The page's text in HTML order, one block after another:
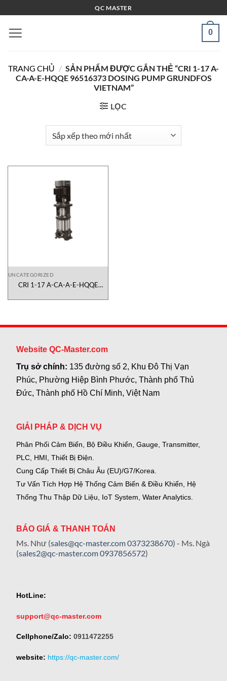
qua
nội
QC MASTER
0
TRANG CHỦ / SẢN PHẨM ĐƯỢC GẮN THẺ “CRI 1-17 A-
CA-A-E-HQQE 96516373 DOSING PUMP GRUNDFOS
VIETNAM”
LỌC
UNCATEGORIZED
CRI 1-17 A-CA-A-E-HQQE
Pump Grundfos Vietnam
Website QC-Master.com
Trụ sở chính: 135 đường số 2, Khu Đô Thị Vạn
Phúc, Phường Hiệp Bình Phước, Thành phố Thủ
Đức, Thành phố Hồ Chí Minh, Việt Nam
GIẢI PHÁP & DỊCH VỤ
Phân Phối Cảm Biến, Bộ Điều Khiển, Gauge, Transmitter,
PLC, HMI, Thiết Bị Điện.
Cung Cấp Thiết Bị Châu Âu (EU)/G7/Korea.
Tư Vấn Tích Hợp Hệ Thống Cảm Biến & Điều Khiển, Hệ
Thống Thu Thập Dữ Liệu, IoT System, Water Analytics.
BÁO GIÁ & THANH TOÁN
Ms. Như (sales@qc-master.com0373238670) - Ms. Ngà
(sales2@qc-master.com0937856572)
HotLine:
support@qc-master.com
Cellphone/Zalo: 0911472255
website: https://qc-master.com/